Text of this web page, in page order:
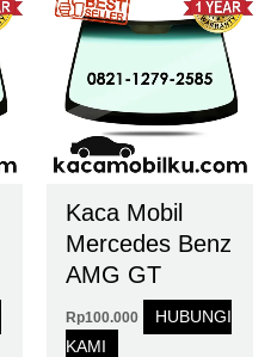
Kaca Mobil
Mercedes Benz
AMG GT
Rp100.000
HUBUNGI
KAMI